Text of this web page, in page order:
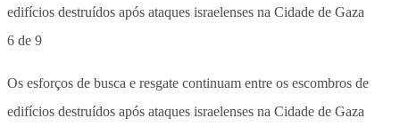
6 de 9
Os esforços de busca e resgate continuam entre os escombros de
edifícios destruídos após ataques israelenses na Cidade de Gaza